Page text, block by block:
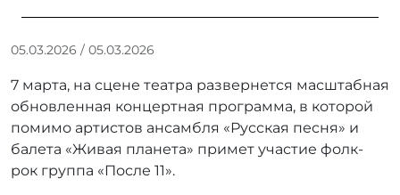
05.03.2026 / 05.03.2026
т
о
р
н
7 марта, на сцене театра развернется масштабная
обновленная концертная программа, в которой
помимо артистов ансамбля «Русская песня» и
балета «Живая планета» примет участие фолк-
рок группа «После 11».